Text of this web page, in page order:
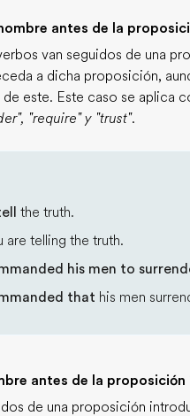
antes de la
van seguidos de una
a dicha proposición,
de este. Este caso se aplica
"require" y "trust".
the truth.
are telling the truth.
his men to
that his men
antes de la
de una proposición